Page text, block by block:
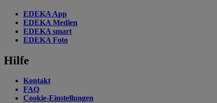
EDEKA App
EDEKA Medien
EDEKA smart
EDEKA Foto
Hilfe
Kontakt
FAQ
Cookie-Einstellungen